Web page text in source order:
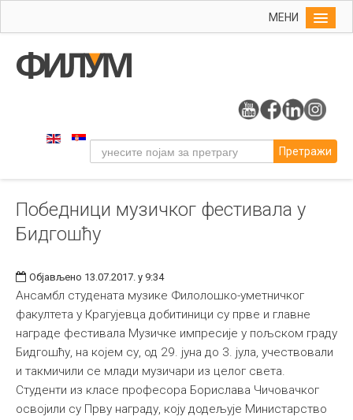
МЕНИ
Упис
Уметност
Музичка уметност
Примењена и ликовна уметност
Издаваштво
Библиотека
Студенти
Међународна
Претражи
Победници музичког фестивала у
Бидгошћу
Објављено 13.07.2017. у 9:34
Ансамбл студената музике Филолошко-уметничког
факултета у Крагујевца добитиници су прве и главне
награде фестивала Музичке импресије у пољском граду
Бидгошћу, на којем су, од 29. јуна до 3. јула, учествовали
и такмичили се млади музичари из целог света.
Студенти из класе професора Борислава Чичовачког
освојили су Прву награду, коју додељује Министарство